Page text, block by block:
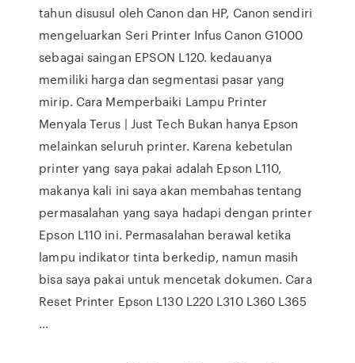
tahun disusul oleh Canon dan HP, Canon sendiri
mengeluarkan Seri Printer Infus Canon G1000
sebagai saingan EPSON L120. kedauanya
memiliki harga dan segmentasi pasar yang
mirip. Cara Memperbaiki Lampu Printer
Menyala Terus | Just Tech Bukan hanya Epson
melainkan seluruh printer. Karena kebetulan
printer yang saya pakai adalah Epson L110,
makanya kali ini saya akan membahas tentang
permasalahan yang saya hadapi dengan printer
Epson L110 ini. Permasalahan berawal ketika
lampu indikator tinta berkedip, namun masih
bisa saya pakai untuk mencetak dokumen. Cara
Reset Printer Epson L130 L220 L310 L360 L365
...